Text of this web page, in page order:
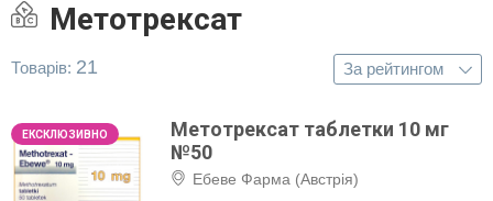
Метотрексат
Товарів: 21
Метотрексат таблетки 10 мг
№50
Ебеве Фарма (Австрія)